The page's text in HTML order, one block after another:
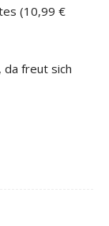
(10,99 €
da freut sich